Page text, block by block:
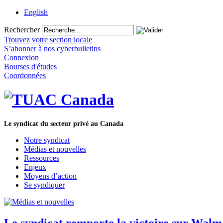
English
Rechercher
Trouvez votre section locale
S’abonner à nos cyberbulletins
Connexion
Bourses d'études
Coordonnées
Le syndicat du secteur privé au Canada
Notre syndicat
Médias et nouvelles
Ressources
Enjeux
Moyens d’action
Se syndiquer